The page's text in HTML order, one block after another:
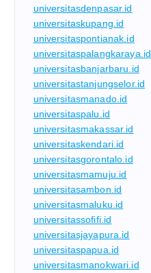
universitasdenpasar.id
universitaskupang.id
universitaspontianak.id
universitaspalangkaraya.id
universitasbanjarbaru.id
universitastanjungselor.id
universitasmanado.id
universitaspalu.id
universitasmakassar.id
universitaskendari.id
universitasgorontalo.id
universitasmamuju.id
universitasambon.id
universitasmaluku.id
universitassofifi.id
universitasjayapura.id
universitaspapua.id
universitasmanokwari.id